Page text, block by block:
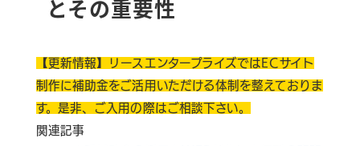
TEL06-6940-0662
とその重要性
【更新情報】リースエンタープライズではECサイト
制作に補助金をご活用いただける体制を整えておりま
す。是非、ご入用の際はご相談下さい。
関連記事